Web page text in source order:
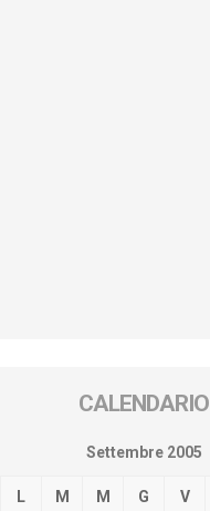
CALENDARIO
Settembre 2005
L M M G V